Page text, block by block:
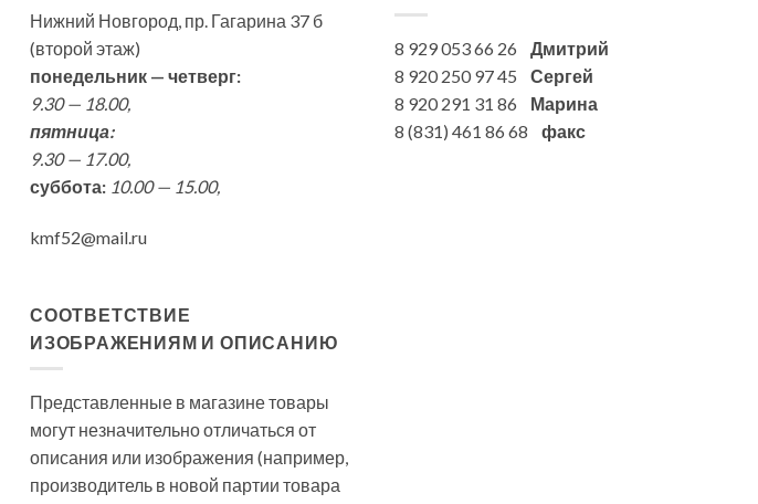
Нижний Новгород, пр. Гагарина 37 б
(второй этаж)
понедельник — четверг:
9.30 — 18.00,
пятница:
9.30 — 17.00,
суббота: 10.00 — 15.00,
kmf52@mail.ru
8 929 053 66 26 Дмитрий
8 920 250 97 45 Сергей
8 920 291 31 86 Марина
8 (831) 461 86 68 факс
СООТВЕТСТВИЕ
ИЗОБРАЖЕНИЯМ И ОПИСАНИЮ
Представленные в магазине товары
могут незначительно отличаться от
описания или изображения (например,
производитель в новой партии товара